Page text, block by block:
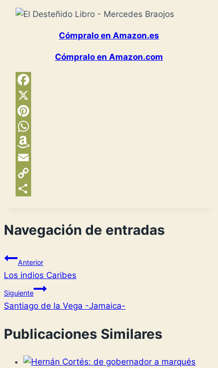
Cómpralo en Amazon.es
Cómpralo en Amazon.com
Facebook
X
Pinterest
WhatsApp
Amazon
Wish
List
Email
Copy
Navegación de entradas
Anterior
Los indios Caribes
Siguiente
Santiago de la Vega -Jamaica-
Publicaciones Similares